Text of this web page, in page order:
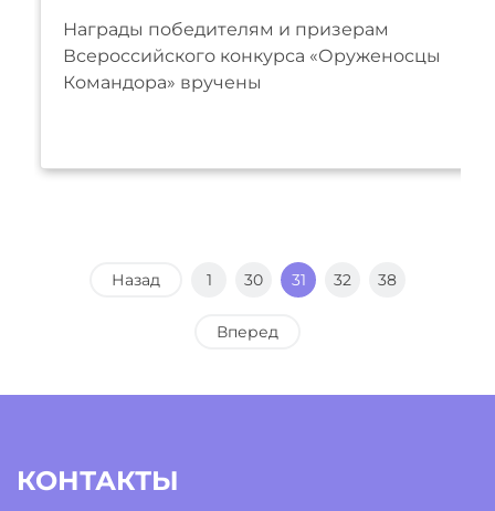
Награды победителям и призерам
Всероссийского конкурса «Оруженосцы
Командора» вручены
Назад 1 30 31 32 38
Вперед
КОНТАКТЫ